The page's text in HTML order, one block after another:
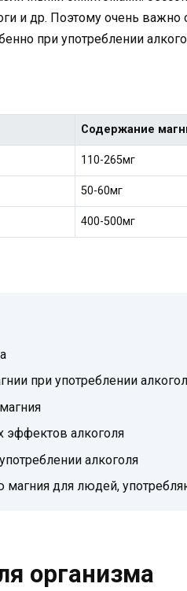
и др. Поэтому очень важно
при употреблении
Содержание
110-265мг
50-60мг
400-500мг
при употреблении
эффектов алкоголя
алкоголя
для людей,
организма